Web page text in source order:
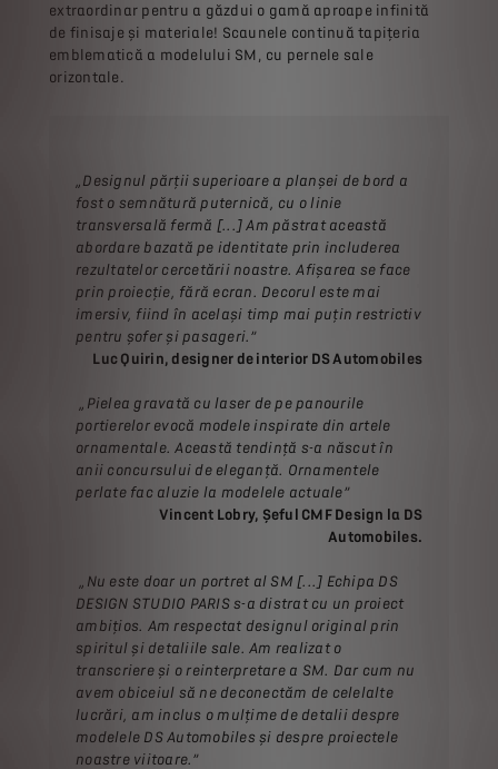
extraordinar pentru a găzdui o gamă aproape infinită
de finisaje și materiale! Scaunele continuă tapițeria
emblematică a modelului SM, cu pernele sale
orizontale.
„Designul părții superioare a planșei de bord a
fost o semnătură puternică, cu o linie
transversală fermă [...] Am păstrat această
abordare bazată pe identitate prin includerea
rezultatelor cercetării noastre. Afișarea se face
prin proiecție, fără ecran. Decorul este mai
imersiv, fiind în același timp mai puțin restrictiv
pentru șofer și pasageri.”
Luc Quirin, designer de interior DS Automobiles
„Pielea gravată cu laser de pe panourile
portierelor evocă modele inspirate din artele
ornamentale. Această tendință s-a născut în
anii concursului de eleganță. Ornamentele
perlate fac aluzie la modelele actuale”
Vincent Lobry, Șeful CMF Design la DS
Automobiles.
„Nu este doar un portret al SM [...] Echipa DS
DESIGN STUDIO PARIS s-a distrat cu un proiect
ambițios. Am respectat designul original prin
spiritul și detaliile sale. Am realizat o
transcriere și o reinterpretare a SM. Dar cum nu
avem obiceiul să ne deconectăm de celelalte
lucrări, am inclus o mulțime de detalii despre
modelele DS Automobiles și despre proiectele
noastre viitoare.”